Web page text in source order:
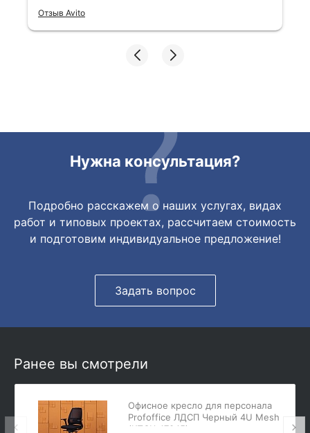
ответы очень быстрые, всегда на связи.
Все подробно сфотографировали перед
складах их переместили на один. Так же
Отзыв Avito
Нужна консультация?
Подробно расскажем о наших услугах, видах
работ и типовых проектах, рассчитаем стоимость
и подготовим индивидуальное предложение!
Задать вопрос
Ранее вы смотрели
Офисное кресло для персонала
Profoffice ЛДСП Черный 4U Mesh
(КПСЧ-17045)